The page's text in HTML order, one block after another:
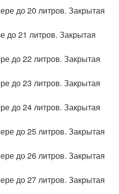
до 20 литров. Закрытая
до 21 литров. Закрытая
до 22 литров. Закрытая
до 23 литров. Закрытая
до 24 литров. Закрытая
до 25 литров. Закрытая
до 26 литров. Закрытая
до 27 литров. Закрытая